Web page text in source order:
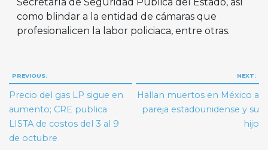
como blindar a la entidad de cámaras que
profesionalicen la labor policiaca, entre otras.
Navegación
de
entradas
PREVIOUS:
Precio del gas LP sigue en
aumento; CRE publica
LISTA de costos del 3 al 9
de octubre
NEXT:
Hallan muertos en México a
pareja estadounidense y su
hijo